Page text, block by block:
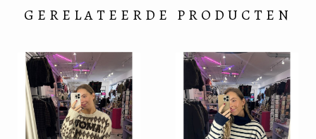
GERELATEERDE PRODUCTEN